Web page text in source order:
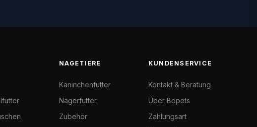
NAGETIERE
Kaninchenfutter
Nagerfutter
Zubehör
KUNDENSERVICE
Kontakt & Beratung
Über Bopets
Zahlungsart